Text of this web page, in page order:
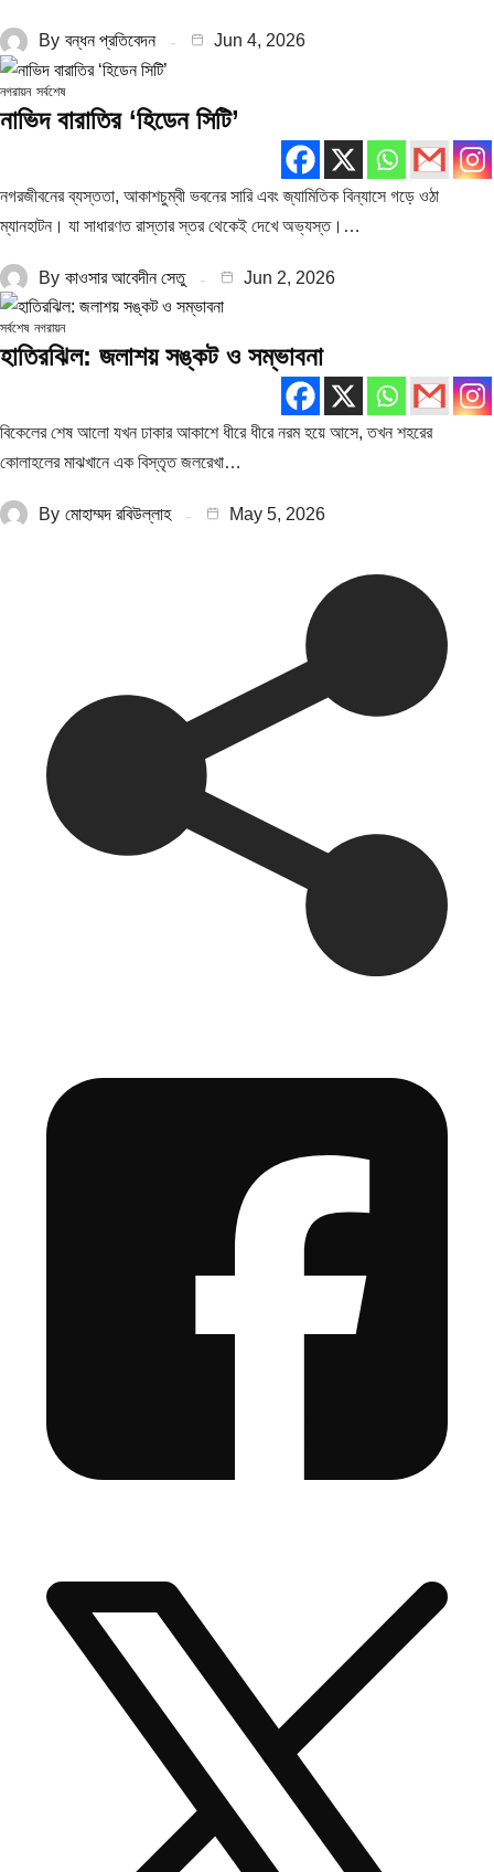
By বন্ধন প্রতিবেদন Jun 4, 2026
নগরায়ন সর্বশেষ
নাভিদ বারাতির ‘হিডেন সিটি’
নগরজীবনের ব্যস্ততা, আকাশচুম্বী ভবনের সারি এবং জ্যামিতিক বিন্যাসে গড়ে ওঠা
ম্যানহাটন। যা সাধারণত রাস্তার স্তর থেকেই দেখে অভ্যস্ত।…
By কাওসার আবেদীন সেতু Jun 2, 2026
সর্বশেষ নগরায়ন
হাতিরঝিল: জলাশয় সঙ্কট ও সম্ভাবনা
বিকেলের শেষ আলো যখন ঢাকার আকাশে ধীরে ধীরে নরম হয়ে আসে, তখন শহরের
কোলাহলের মাঝখানে এক বিস্তৃত জলরেখা…
By মোহাম্মদ রবিউল্লাহ May 5, 2026